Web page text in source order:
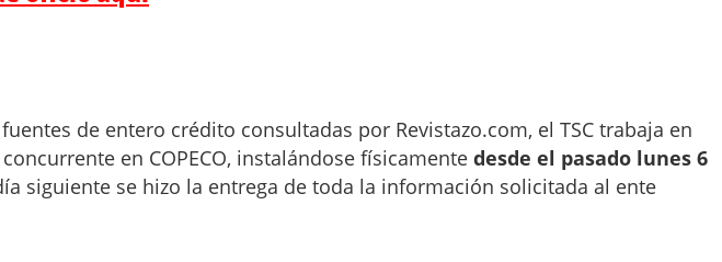
de entero crédito consultadas por Revistazo.com, el TSC trabaja en
en COPECO, instalándose físicamente desde el pasado lunes 6
siguiente se hizo la entrega de toda la información solicitada al ente